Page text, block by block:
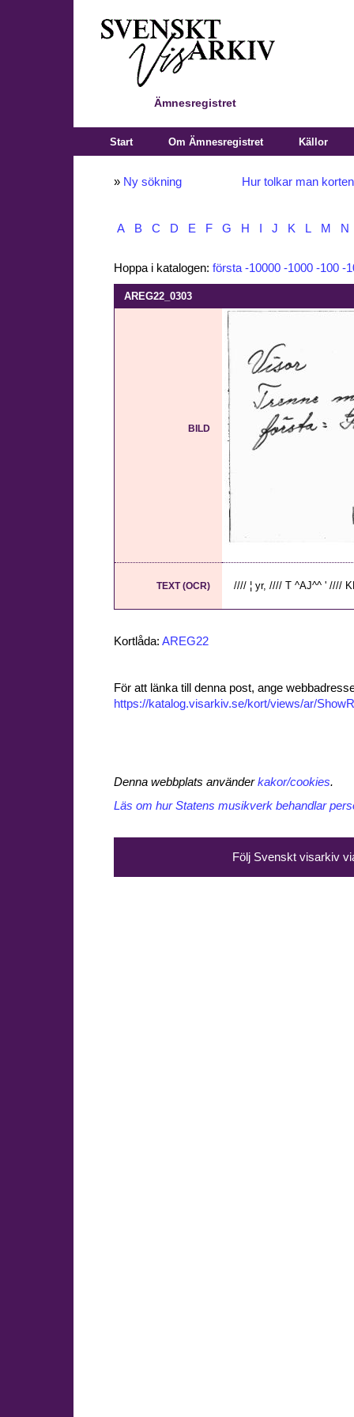
Ämnesregistret
Start Om Ämnesregistret Källor
» Ny sökning Hur tolkar man
A B C D E F G H J K L M N
Hoppa i katalogen: första -10000 -1000 -100 -
AREG22_0303
BILD
TEXT (OCR) //// ¦ yr, //// T ^AJ^^ ' ////
Kortlåda: AREG22
För att länka till denna post, ange
https://katalog.visarkiv.se/kort/views/ar/
Denna webbplats använderkakor/cookies.
Läs om hur Statens musikverk behandlar
Följ Svenskt visarkiv